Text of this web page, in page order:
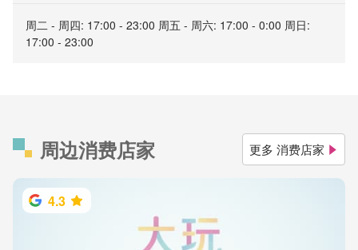
周二 - 周四: 17:00 - 23:00 周五 - 周六: 17:00 - 0:00 周日:
17:00 - 23:00
周边消费店家 更多 消费店家
4.3